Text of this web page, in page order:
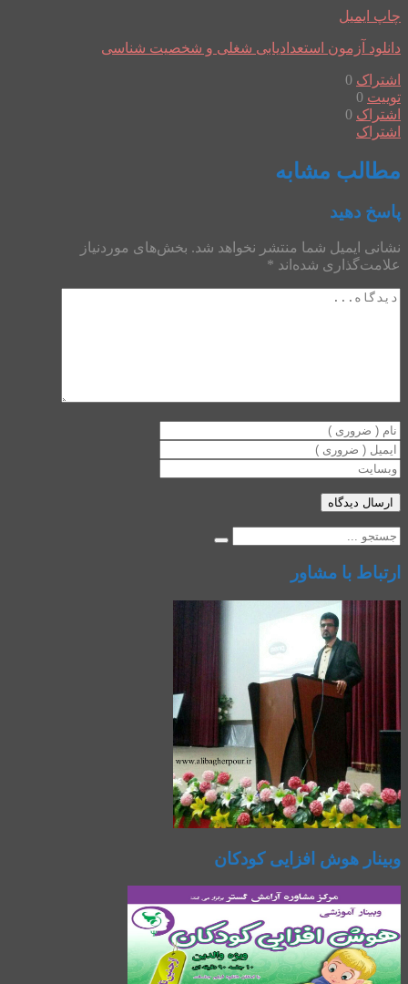
چاپ ایمیل
دانلود آزمون استعدادیابی شغلی و شخصیت شناسی
اشتراک 0
توییت 0
اشتراک 0
اشتراک
مطالب مشابه
پاسخ دهید
نشانی ایمیل شما منتشر نخواهد شد. بخش‌های موردنیاز
علامت‌گذاری شده‌اند *
ارتباط با مشاور
وبینار هوش افزایی کودکان